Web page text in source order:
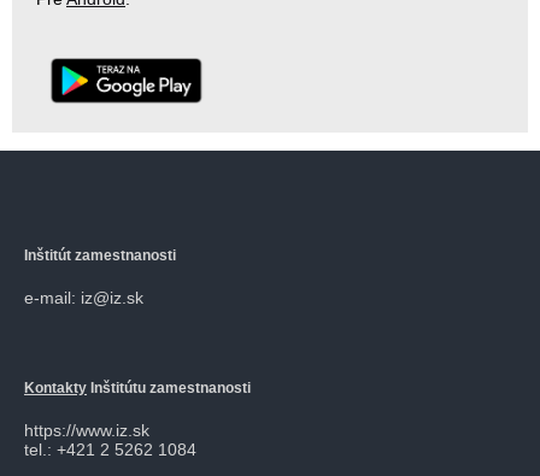
Inštitút zamestnanosti
e-mail: iz@iz.sk
Kontakty Inštitútu zamestnanosti
https://www.iz.sk
tel.: +421 2 5262 1084